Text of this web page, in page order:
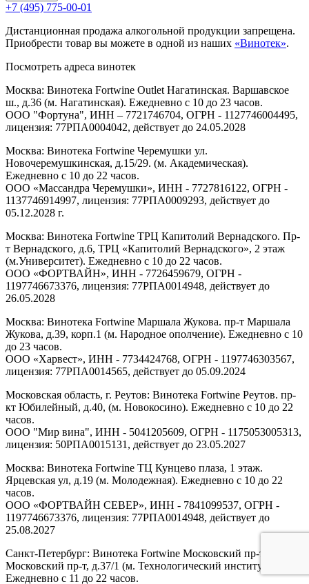
+7 (495) 775-00-01
Дистанционная продажа алкогольной продукции запрещена.
Приобрести товар вы можете в одной из наших «Винотек».
Посмотреть адреса винотек
Москва: Винотека Fortwine Outlet Нагатинская. Варшавское
ш., д.36 (м. Нагатинская). Ежедневно с 10 до 23 часов.
ООО "Фортуна", ИНН – 7721746704, ОГРН - 1127746004495,
лицензия: 77РПА0004042, действует до 24.05.2028
Москва: Винотека Fortwine Черемушки ул.
Новочеремушкинская, д.15/29. (м. Академическая).
Ежедневно с 10 до 22 часов.
ООО «Массандра Черемушки», ИНН - 7727816122, ОГРН -
1137746914997, лицензия: 77РПА0009293, действует до
05.12.2028 г.
Москва: Винотека Fortwine ТРЦ Капитолий Вернадского. Пр-
т Вернадского, д.6, ТРЦ «Капитолий Вернадского», 2 этаж
(м.Университет). Ежедневно с 10 до 22 часов.
ООО «ФОРТВАЙН», ИНН - 7726459679, ОГРН -
1197746673376, лицензия: 77РПА0014948, действует до
26.05.2028
Москва: Винотека Fortwine Маршала Жукова. пр-т Маршала
Жукова, д.39, корп.1 (м. Народное ополчение). Ежедневно с 10
до 23 часов.
ООО «Харвест», ИНН - 7734424768, ОГРН - 1197746303567,
лицензия: 77РПА0014565, действует до 05.09.2024
Московская область, г. Реутов: Винотека Fortwine Реутов. пр-
кт Юбилейный, д.40, (м. Новокосино). Ежедневно с 10 до 22
часов.
ООО "Мир вина", ИНН - 5041205609, ОГРН - 1175053005313,
лицензия: 50РПА0015131, действует до 23.05.2027
Москва: Винотека Fortwine ТЦ Кунцево плаза, 1 этаж.
Ярцевская ул, д.19 (м. Молодежная). Ежедневно с 10 до 22
часов.
ООО «ФОРТВАЙН СЕВЕР», ИНН - 7841099537, ОГРН -
1197746673376, лицензия: 77РПА0014948, действует до
25.08.2027
Санкт-Петербург: Винотека Fortwine Московский пр-т.
Московский пр-т, д.37/1 (м. Технологический институт).
Ежедневно с 11 до 22 часов.